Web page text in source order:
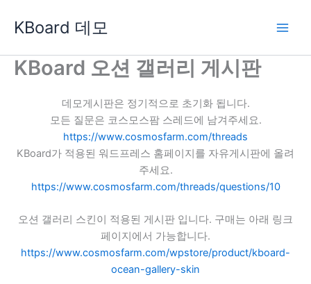
로
KBoard 데모
KBoard 오션 갤러리 게시판
데모게시판은 정기적으로 초기화 됩니다.
모든 질문은 코스모스팜 스레드에 남겨주세요.
https://www.cosmosfarm.com/threads
KBoard가 적용된 워드프레스 홈페이지를 자유게시판에 올려
주세요.
https://www.cosmosfarm.com/threads/questions/10
오션 갤러리 스킨이 적용된 게시판 입니다. 구매는 아래 링크
페이지에서 가능합니다.
https://www.cosmosfarm.com/wpstore/product/kboard-
ocean-gallery-skin